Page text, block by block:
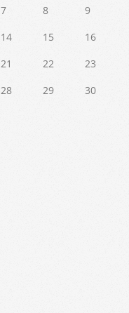
7 8
9
14 15
16
21 22
23
28 29
30